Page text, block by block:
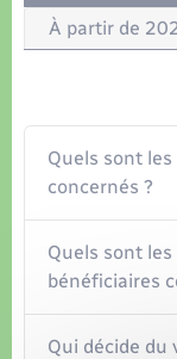
Voirie et
À partir de
Quels sont
concernés ?
Quels sont
bénéficiaires
Qui décide du